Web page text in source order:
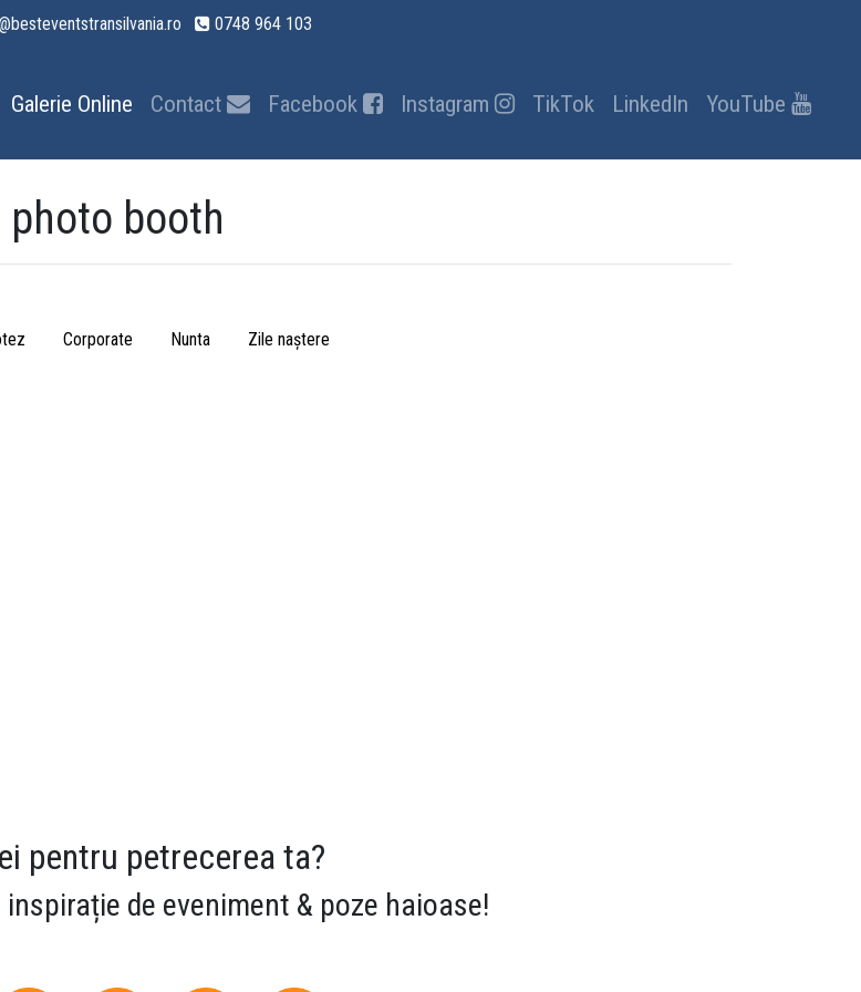
0748 964 103
Galerie Online Contact Facebook Instagram TikTok LinkedIn YouTube
photo booth
Corporate Nunta Zile naștere
pentru petrecerea ta?
de eveniment & poze haioase!